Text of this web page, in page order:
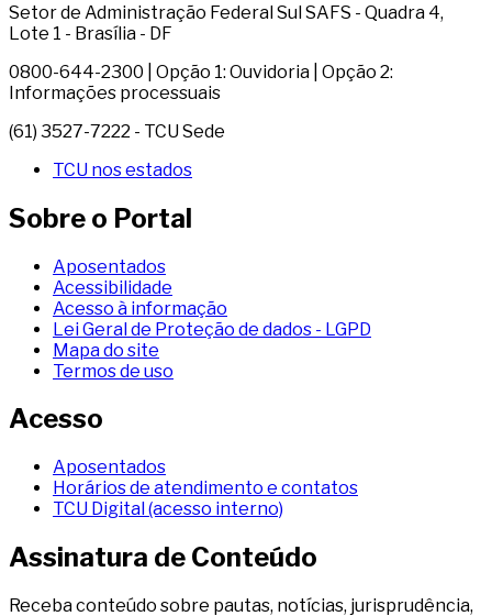
Setor de Administração Federal Sul SAFS - Quadra 4,
Lote 1 - Brasília - DF
0800-644-2300 | Opção 1: Ouvidoria | Opção 2:
Informações processuais
(61) 3527-7222 - TCU Sede
TCU nos estados
Sobre o Portal
Aposentados
Acessibilidade
Acesso à informação
Lei Geral de Proteção de dados - LGPD
Mapa do site
Termos de uso
Acesso
Aposentados
Horários de atendimento e contatos
TCU Digital (acesso interno)
Assinatura de Conteúdo
Receba conteúdo sobre pautas, notícias, jurisprudência,